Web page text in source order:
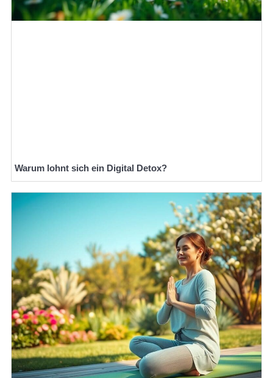
Warum lohnt sich ein Digital Detox?